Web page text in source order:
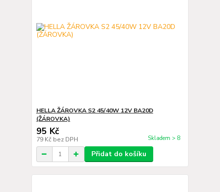
HELLA ŽÁROVKA S2 45/40W 12V BA20D
(ŽÁROVKA)
95 Kč
79 Kč bez DPH Skladem > 8
Přidat do košíku